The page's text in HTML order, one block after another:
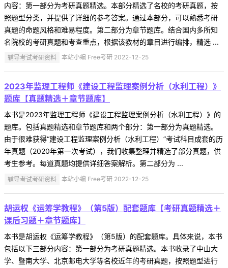
内容：第一部分为考研真题精选。本部分精选了名校的考研真题，按
照题型分类，并提供了详细的参考答案。通过本部分，可以熟悉考研
真题的命题风格和难易程度。第二部分为章节题库。结合国内多所知
名院校的考研真题和考查重点，根据该教材的章目进行编排，精选 ...
辅导考试考研资料 本站小编 Free考研 2022-12-25
2023年监理工程师《建设工程监理案例分析（水利工程）》
题库【真题精选＋章节题库】
本书是2023年监理工程师《建设工程监理案例分析（水利工程）》的
题库。包括真题精选和章节题库和两个部分：第一部分为真题精选。
由于很难获得“建设工程监理案例分析（水利工程）”考试科目成套的历
年真题（2020年第一次考试），我们收集整理并精选了部分真题，供
考生参考。每道真题均提供详细答案解析。第二部分为 ...
辅导考试考研资料 本站小编 Free考研 2022-12-25
胡运权《运筹学教程》（第5版）配套题库【考研真题精选＋
课后习题＋章节题库】
本书是胡运权《运筹学教程》（第5版）的配套题库。具体来说，本书
包括以下三部分内容：第一部分为考研真题精选。本书收录了中山大
学、暨南大学、北京邮电大学等名校近年的考研真题，按照题型进行